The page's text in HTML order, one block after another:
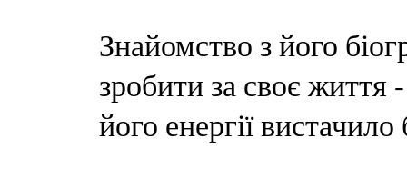
Знайомство з його
зробити за своє життя
його енергії